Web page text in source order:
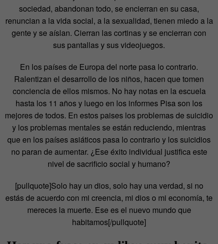
sociedad, abandonan todo, se encierran en su casa,
renuncian a la vida social, a la sexualidad, tienen miedo a la
gente y se aíslan. Cierran las cortinas y se encierran con
sus pantallas y sus videojuegos.
En los países de Europa del norte pasa lo contrario.
Ralentizan el desarrollo de los niños, hacen que tomen
conciencia de ellos mismos. No hay notas en la escuela
hasta los 11 años y luego en los informes Pisa son los
mejores de todos. En estos paises los problemas de suicidio
y los problemas mentales se están reduciendo, mientras
que en los países asiáticos pasa lo contrario y los suicidios
no paran de aumentar. ¿Ese éxito individual justifica este
nivel de sacrificio social y humano?
[pullquote]Solo hay un dios, solo hay una verdad, si no
estás de acuerdo con mi creencia, mi dios o mi economía, te
mereces la muerte. Ese es el nuevo mundo que
habitamos[/pullquote]